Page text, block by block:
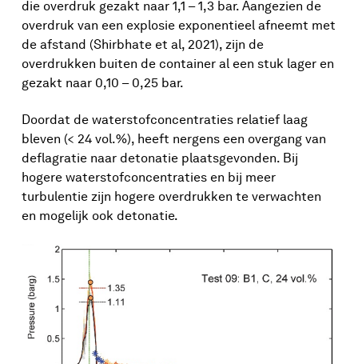
die overdruk gezakt naar 1,1 – 1,3 bar. Aangezien de
overdruk van een explosie exponentieel afneemt met
de afstand (Shirbhate et al, 2021), zijn de
overdrukken buiten de container al een stuk lager en
gezakt naar 0,10 – 0,25 bar.
Doordat de waterstofconcentraties relatief laag
bleven (< 24 vol.%), heeft nergens een overgang van
deflagratie naar detonatie plaatsgevonden. Bij
hogere waterstofconcentraties en bij meer
turbulentie zijn hogere overdrukken te verwachten
en mogelijk ook detonatie.